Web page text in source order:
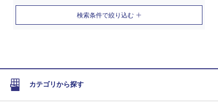
検索条件で絞り込む
カテゴリから探す